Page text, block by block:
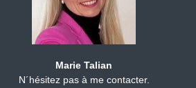
Marie Talian
N´hésitez pas à me contacter.